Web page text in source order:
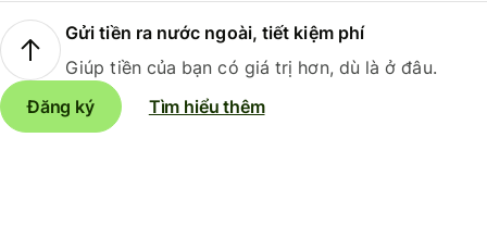
Gửi tiền ra nước ngoài, tiết kiệm phí
Giúp tiền của bạn có giá trị hơn, dù là ở đâu.
Đăng ký
Tìm hiểu thêm